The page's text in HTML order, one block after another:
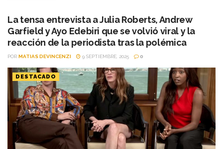
Cacería de brujas es un apasionante drama psicológico...
La tensa entrevista a Julia Roberts, Andrew
Garfield y Ayo Edebiri que se volvió viral y la
reacción de la periodista tras la polémica
POR MATIAS DEVINCENZI 9 SEPTIEMBRE, 2025 0
DESTACADO